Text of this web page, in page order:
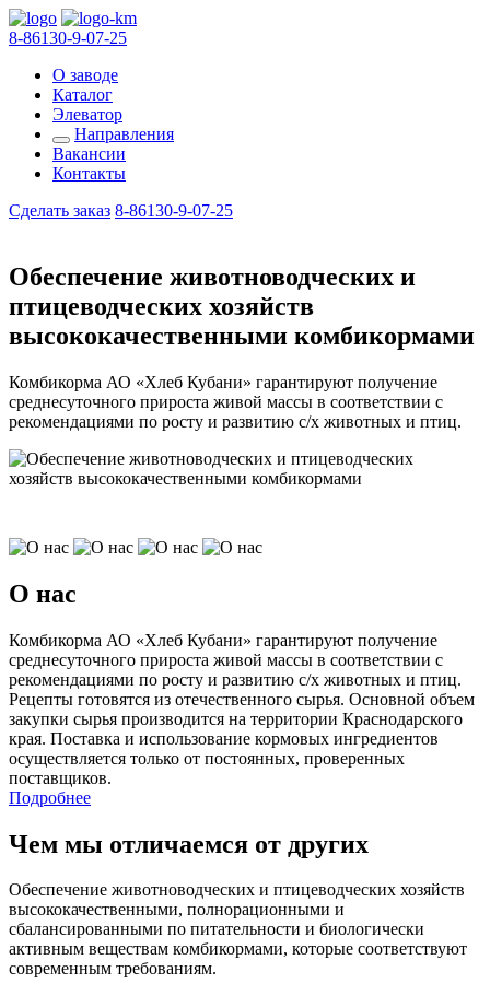
8-86130-9-07-25
О заводе
Каталог
Элеватор
Направления
Вакансии
Контакты
Сделать заказ 8-86130-9-07-25
Обеспечение животноводческих и
птицеводческих хозяйств
высококачественными комбикормами
Комбикорма АО «Хлеб Кубани» гарантируют получение
среднесуточного прироста живой массы в соответствии с
рекомендациями по росту и развитию с/х животных и птиц.
О нас
Комбикорма АО «Хлеб Кубани» гарантируют получение
среднесуточного прироста живой массы в соответствии с
рекомендациями по росту и развитию с/х животных и птиц.
Рецепты готовятся из отечественного сырья. Основной объем
закупки сырья производится на территории Краснодарского
края. Поставка и использование кормовых ингредиентов
осуществляется только от постоянных, проверенных
поставщиков.
Подробнее
Чем мы отличаемся от других
Обеспечение животноводческих и птицеводческих хозяйств
высококачественными, полнорационными и
сбалансированными по питательности и биологически
активным веществам комбикормами, которые соответствуют
современным требованиям.